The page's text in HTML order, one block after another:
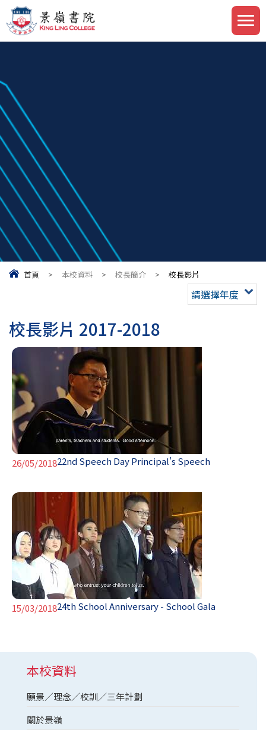
首頁 > 本校資料 > 校長簡介 > 校長影片
請選擇年度
校長影片 2017-2018
26/05/201822nd Speech Day Principal's Speech
15/03/201824th School Anniversary - School Gala
本校資料
願景／理念／校訓／三年計劃
關於景嶺